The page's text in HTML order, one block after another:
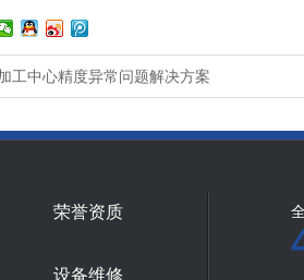
工中心精度异常问题解决方案
荣誉资质
设备维修